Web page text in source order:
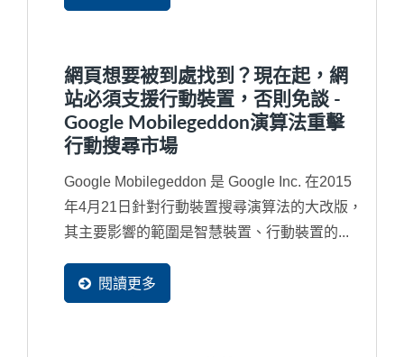
網頁想要被到處找到？現在起，網
站必須支援行動裝置，否則免談 -
Google Mobilegeddon演算法重擊
行動搜尋市場
Google Mobilegeddon 是 Google Inc. 在2015
年4月21日針對行動裝置搜尋演算法的大改版，
其主要影響的範圍是智慧裝置、行動裝置的...
閱讀更多